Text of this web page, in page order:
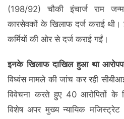
(198/92) चौकी इंचार्ज राम
कारसेवकों के खिलाफ दर्ज कराई थी।
कर्मियों की ओर से दर्ज कराई गईं।
इनके खिलाफ दाखिल हुआ था
विध्वंस मामले की जांच कर रही
विवेचना करते हुए 40 आरोपितों के
विशेष अपर मुख्य न्यायिक